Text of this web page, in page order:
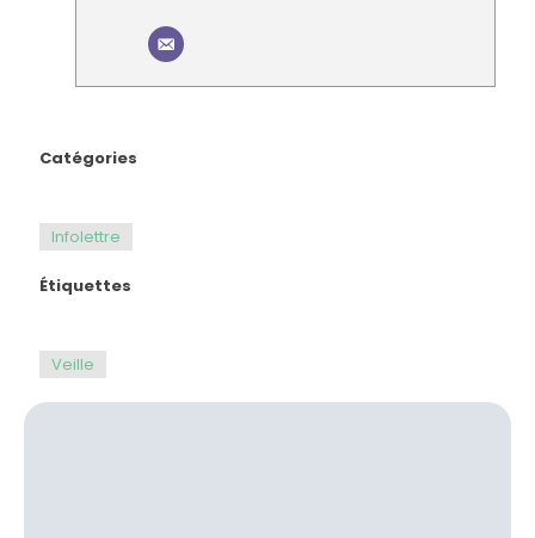
Catégories
Infolettre
Étiquettes
Veille